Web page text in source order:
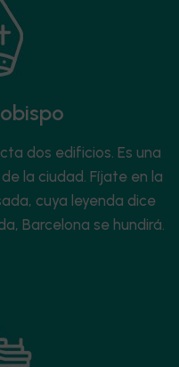
dos edificios. Es una
la ciudad. Fíjate en la
cuya leyenda dice
Barcelona se hundirá.